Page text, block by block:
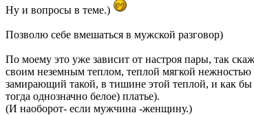
Ну и вопросы в теме.)
Позволю себе вмешаться в мужской разговор)
По моему это уже зависит от настроя пары, так
своим неземным теплом, теплой мягкой
замирающий такой, в тишине этой теплой, и как бы
тогда однозначно белое) платье).
(И наоборот- если мужчина -женщину.)